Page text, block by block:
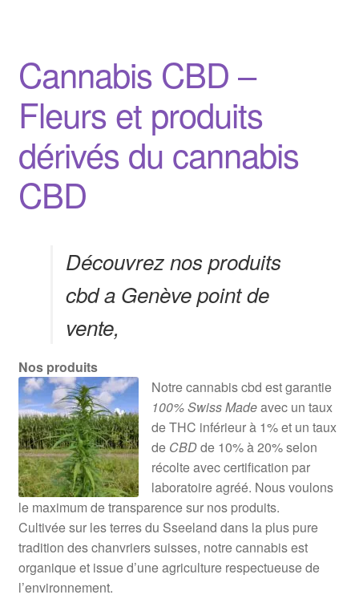
Cannabis CBD –
Fleurs et produits
dérivés du cannabis
CBD
Découvrez nos produits
cbd a Genève point de
vente,
Nos produits
Notre cannabis cbd est garantie
100% Swiss Madeavec un taux
de THC inférieur à 1% et un taux
deCBDde 10% à 20% selon
récolte avec certification par
laboratoire agréé. Nous voulons
le maximum de transparence sur nos produits.
Cultivée sur les terres du Sseeland dans la plus pure
tradition des chanvriers suisses, notre cannabis est
organique et issue d’une agriculture respectueuse de
l’environnement.